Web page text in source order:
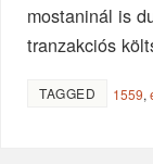
mostaninál is
tranzakciós
TAGGED 1559,